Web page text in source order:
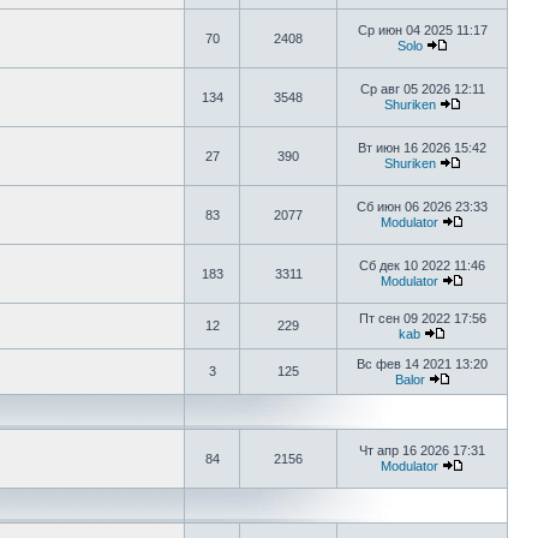
70 2408
Ср июн 04 2025 11:17
Solo
134 3548
Ср авг 05 2026 12:11
Shuriken
27 390
Вт июн 16 2026 15:42
Shuriken
83 2077
Сб июн 06 2026 23:33
Modulator
183 3311
Сб дек 10 2022 11:46
Modulator
12 229
Пт сен 09 2022 17:56
kab
3 125
Вс фев 14 2021 13:20
Balor
84 2156
Чт апр 16 2026 17:31
Modulator